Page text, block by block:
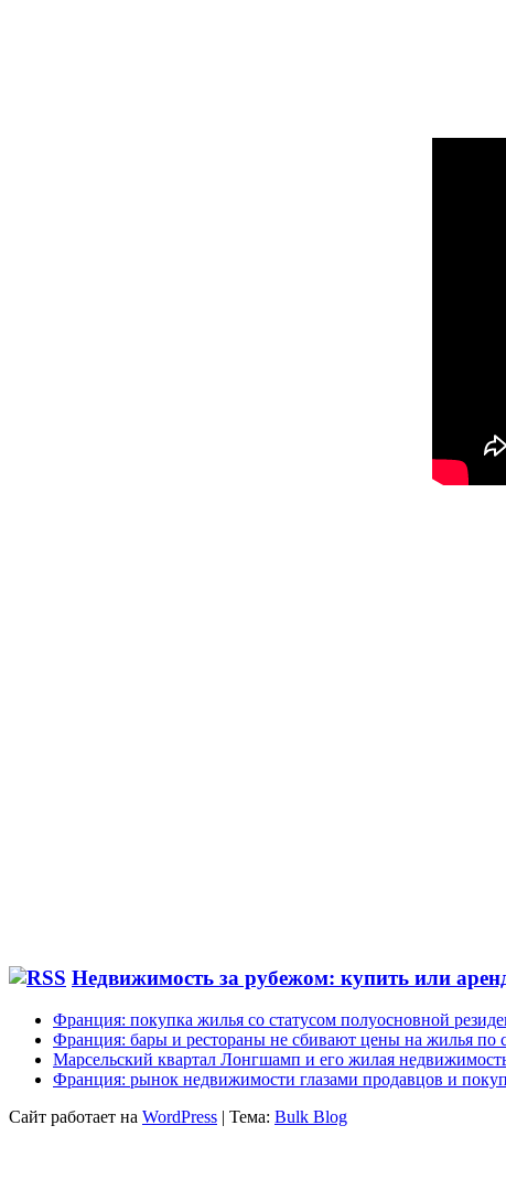
Недвижимость за рубежом: купить или
Франция: покупка жилья со статусом полуосновной
Франция: бары и рестораны не сбивают цены на жилья по
Марсельский квартал Лонгшамп и его жилая
Франция: рынок недвижимости глазами продавцов и
Сайт работает на WordPress | Тема: Bulk Blog